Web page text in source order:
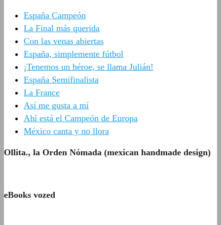
España Campeón
La Final más querida
Con las venas abiertas
España, simplemente fútbol
¡Tenemos un héroe, se llama Julián!
España Semifinalista
La France
Así me gusta a mí
Ahí está el Campeón de Europa
México canta y no llora
Ollita., la Orden Nómada (mexican handmade design)
eBooks vozed